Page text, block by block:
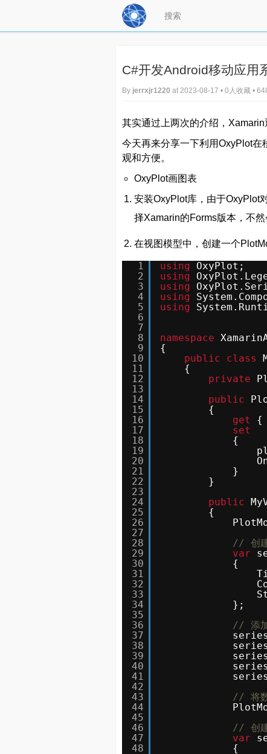
C#开发Android移动应用
By jerrxjr1220 at 2023-08-17 • 0人收藏 •
其实通过上两次的介绍，
今天再来分享一下利用OxyPlot在
观和方便。
OxyPlot画图表
安装OxyPlot库，由于OxyPlot
择Xamarin的Forms版本，不
在视图模型中，创建一个
1
2
3
4
5
6
7
8
9
10
11
12
13
14
15
16
17
18
19
20
21
22
23
24
25
26
27
28
29
30
31
32
33
34
35
36
37
38
39
40
41
42
43
44
45
46
47
48
using
OxyPlot;
using
using
using
using
namespace
{
public
class
{
private
public
{
get
{
set
{
}
}
public
{
// 创建
var
{
};
// 添
// 将数
// 创建
var
{